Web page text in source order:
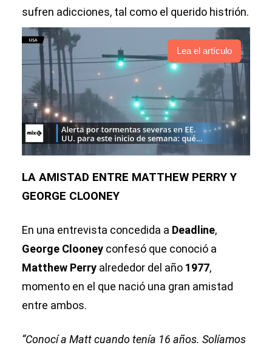
sufren adicciones, tal como el querido histrión.
Lea el artículo
LA AMISTAD ENTRE MATTHEW PERRY Y
GEORGE CLOONEY
En una entrevista concedida a Deadline,
George Clooney confesó que conoció a
Matthew Perry alrededor del año 1977,
momento en el que nació una gran amistad
entre ambos.
“Conocí a Matt cuando tenía 16 años. Solíamos